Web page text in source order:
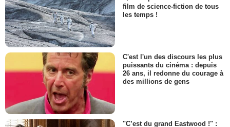
film de science-fiction de tous
les temps !
C'est l'un des discours les plus
puissants du cinéma : depuis
26 ans, il redonne du courage à
des millions de gens
"C’est du grand Eastwood !" :